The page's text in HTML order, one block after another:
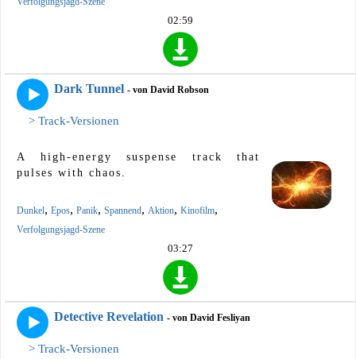
02:59
Dark Tunnel - von David Robson
> Track-Versionen
A high-energy suspense track that
pulses with chaos.
Dunkel, Epos, Panik, Spannend, Aktion, Kinofilm,
Verfolgungsjagd-Szene
03:27
Detective Revelation - von David Fesliyan
> Track-Versionen